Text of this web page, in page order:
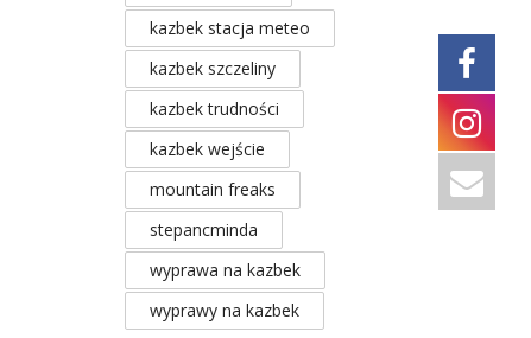
kazbek stacja meteo
kazbek szczeliny
kazbek trudności
kazbek wejście
mountain freaks
stepancminda
wyprawa na kazbek
wyprawy na kazbek